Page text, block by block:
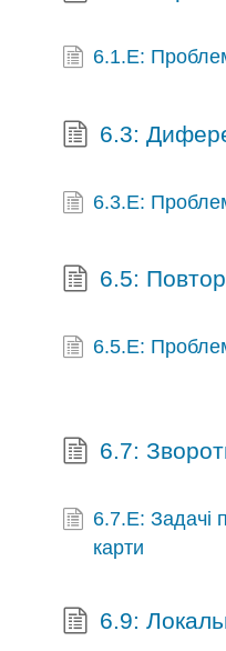
6.1.E:
6.3:
6.3.E:
6.5:
6.5.E:
6.7:
6.7.E: Задачі
карти
6.9: